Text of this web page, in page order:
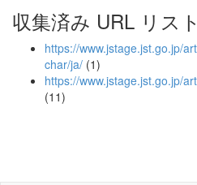
収集済み URL リスト
https://www.jstage.jst.go.jp/
char/ja/ (1)
https://www.jstage.jst.go.jp/
(11)